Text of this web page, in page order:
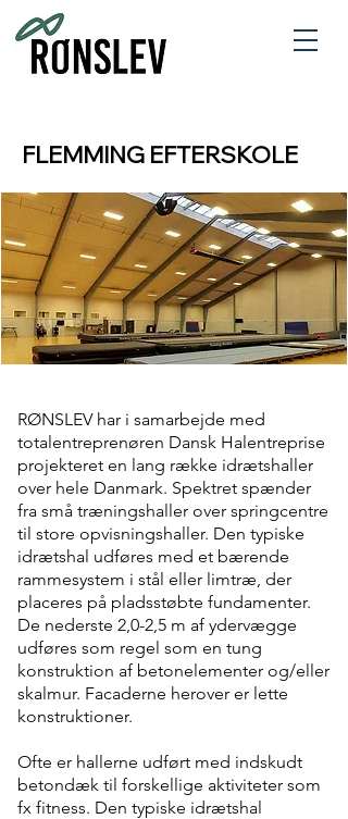
FLEMMING EFTERSKOLE
RØNSLEV har i samarbejde med
totalentreprenøren Dansk Halentreprise
projekteret en lang række idrætshaller
over hele Danmark. Spektret spænder
fra små træningshaller over springcentre
til store opvisningshaller. Den typiske
idrætshal udføres med et bærende
rammesystem i stål eller limtræ, der
placeres på pladsstøbte fundamenter.
De nederste 2,0-2,5 m af ydervægge
udføres som regel som en tung
konstruktion af betonelementer og/eller
skalmur. Facaderne herover er lette
konstruktioner.
Ofte er hallerne udført med indskudt
betondæk til forskellige aktiviteter som
fx fitness. Den typiske idrætshal